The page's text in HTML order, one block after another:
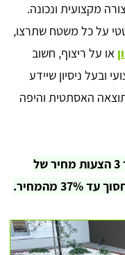
מקצועית ונכונה.
על כל משטח שתרצו,
או על ריצוף, חשוב
ובעל ניסיון שיידע
האסתטית והיפה
תוכלו להשאיר את הפרטים ולקבל עד 3 הצעות מחיר של
מהמחיר.